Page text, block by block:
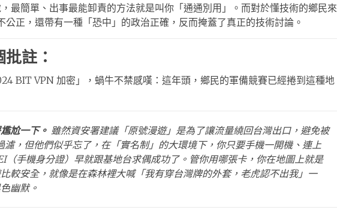
最簡單、出事最能卸責的方法就是叫你「通通別用」。而對於懂技術的鄉民來
公正，還帶有一種「恐中」的政治正確，反而掩蓋了真正的技術討論。
註：
BIT VPN 加密」，蝸牛不禁感嘆：這年頭，鄉民的軍備競賽已經捲到這種地
尬一下。 雖然資安署建議「原號漫遊」是為了讓流量繞回台灣出口，避免被
，但他們似乎忘了，在「實名制」的大環境下，你只要手機一開機、連上
（手機身分證）早就跟基地台求偶成功了。管你用哪張卡，你在地圖上就是
較安全，就像是在森林裡大喊「我有穿台灣牌的外套，老虎認不出我」一
幽默。